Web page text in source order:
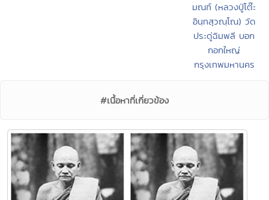
มณฑ์ (หลวงปู่โต๊ะ
อินฺทสุวณฺโณ) วัด
ประดู่ฉิมพลี บอก
กอกใหญ่
กรุงเทพมหานคร
#เนื้อหาที่เกี่ยวข้อง